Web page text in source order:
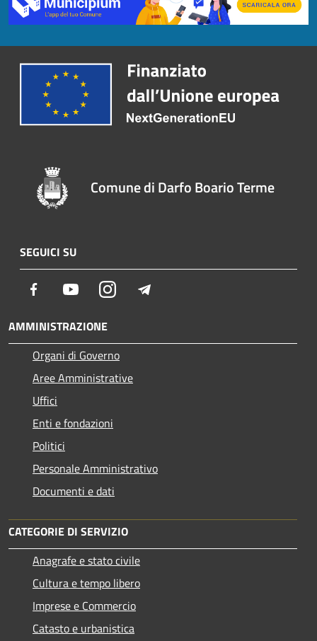
Comune di Darfo Boario Terme
SEGUICI SU
Facebook YoutubeInstagram
AMMINISTRAZIONE
Organi di Governo
Aree Amministrative
Uffici
Enti e fondazioni
Politici
Personale Amministrativo
Documenti e dati
CATEGORIE DI SERVIZIO
Anagrafe e stato civile
Cultura e tempo libero
Imprese e Commercio
Catasto e urbanistica